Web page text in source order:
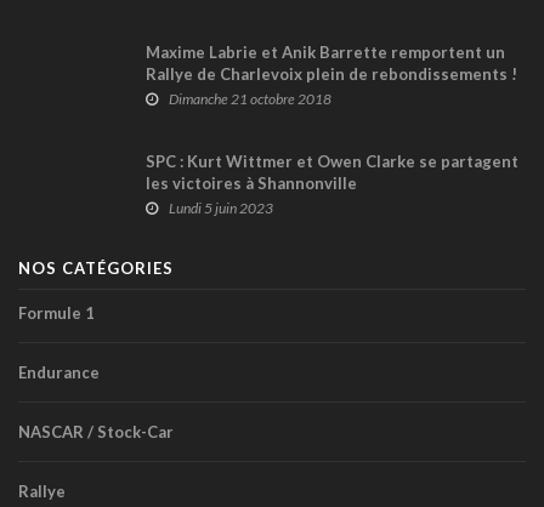
Maxime Labrie et Anik Barrette remportent un
Rallye de Charlevoix plein de rebondissements !
Dimanche 21 octobre 2018
SPC : Kurt Wittmer et Owen Clarke se partagent
les victoires à Shannonville
Lundi 5 juin 2023
NOS CATÉGORIES
Formule 1
Endurance
NASCAR / Stock-Car
Rallye